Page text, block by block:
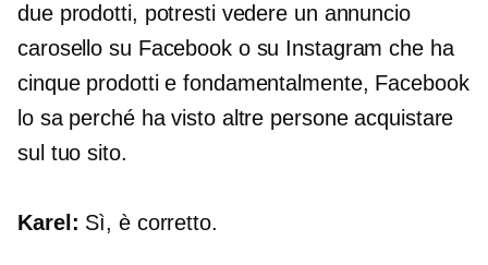
due prodotti, potresti vedere un annuncio
carosello su Facebook o su Instagram che ha
cinque prodotti e fondamentalmente, Facebook
lo sa perché ha visto altre persone acquistare
sul tuo sito.
Karel: Sì, è corretto.